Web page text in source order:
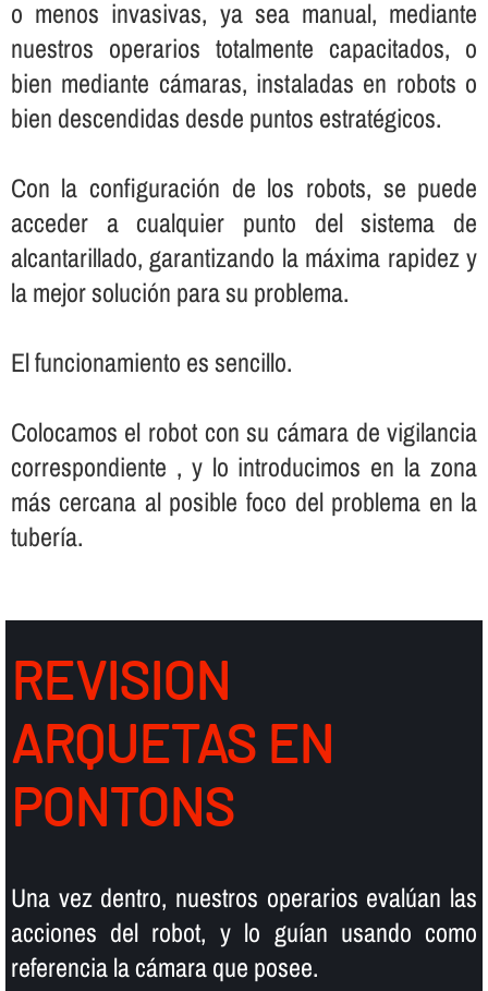
o menos invasivas, ya sea manual, mediante
nuestros operarios totalmente capacitados, o
bien mediante cámaras, instaladas en robots o
bien descendidas desde puntos estratégicos.
Con la configuración de los robots, se puede
acceder a cualquier punto del sistema de
alcantarillado, garantizando la máxima rapidez y
la mejor solución para su problema.
El funcionamiento es sencillo.
Colocamos el robot con su cámara de vigilancia
correspondiente , y lo introducimos en la zona
más cercana al posible foco del problema en la
tuberí­a.
REVISION
ARQUETAS EN
PONTONS
Una vez dentro, nuestros operarios evalúan las
acciones del robot, y lo guí­an usando como
referencia la cámara que posee.